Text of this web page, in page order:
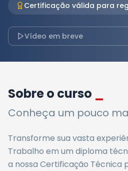
Certificação válida para
Vídeo em breve
Sobre o curso
Conheça um pouco
Transforme sua vasta
Trabalho em um diploma
a nossa Certificação Técnica